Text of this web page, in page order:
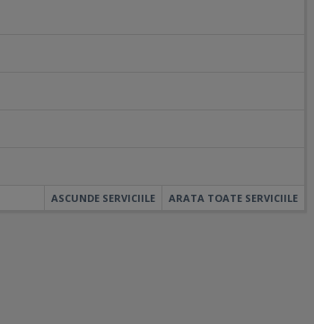
ARATA TOATE SERVICIILE
ASCUNDE SERVICIILE